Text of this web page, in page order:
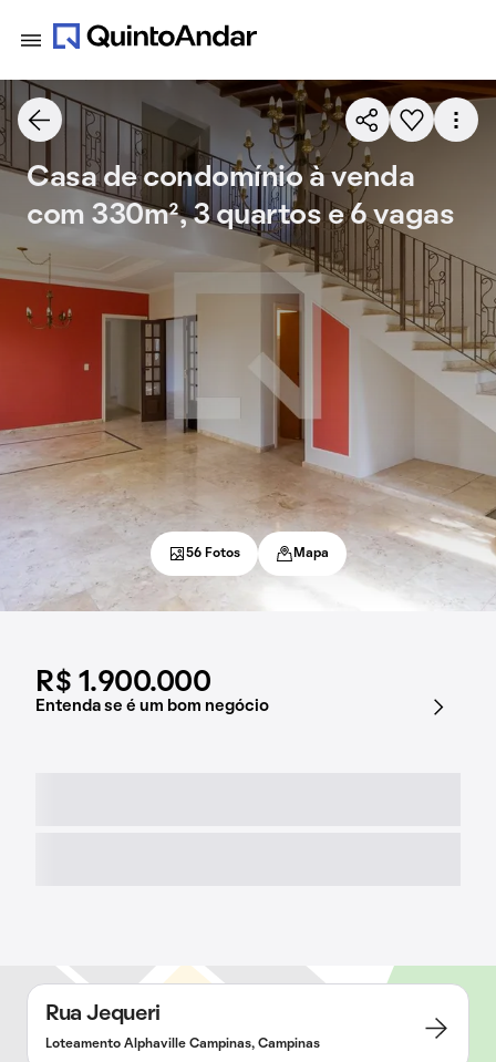
R$ 1.900.000
Entenda se é um bom negócio
Casa de condomínio à venda
com 330m², 3 quartos e 6 vagas
56 Fotos Mapa
Rua Jequeri
Loteamento Alphaville Campinas, Campinas